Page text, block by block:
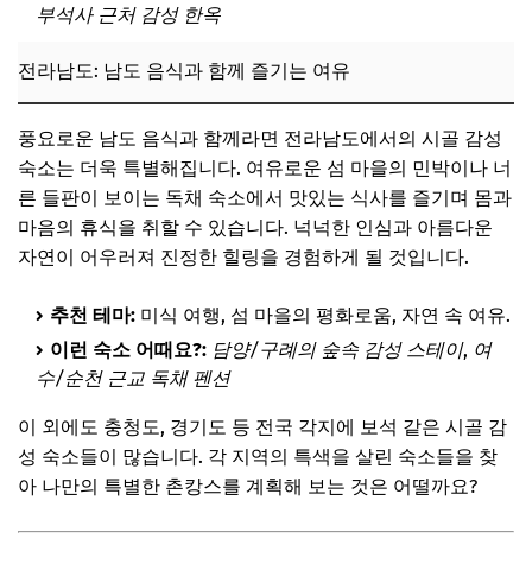
부석사 근처 감성 한옥
전라남도: 남도 음식과 함께 즐기는 여유
풍요로운 남도 음식과 함께라면 전라남도에서의 시골 감성
숙소는 더욱 특별해집니다. 여유로운 섬 마을의 민박이나 너
른 들판이 보이는 독채 숙소에서 맛있는 식사를 즐기며 몸과
마음의 휴식을 취할 수 있습니다. 넉넉한 인심과 아름다운
자연이 어우러져 진정한 힐링을 경험하게 될 것입니다.
추천 테마: 미식 여행, 섬 마을의 평화로움, 자연 속 여유.
이런 숙소 어때요?: 담양/구례의 숲속 감성 스테이, 여
수/순천 근교 독채 펜션
이 외에도 충청도, 경기도 등 전국 각지에 보석 같은 시골 감
성 숙소들이 많습니다. 각 지역의 특색을 살린 숙소들을 찾
아 나만의 특별한 촌캉스를 계획해 보는 것은 어떨까요?